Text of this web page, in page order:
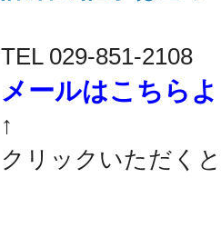
TEL 029-851-2108
メールはこちら
↑
クリックいただく